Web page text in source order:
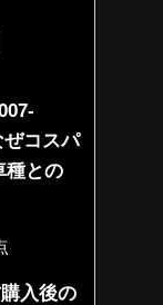
コスパ
種との
入後の